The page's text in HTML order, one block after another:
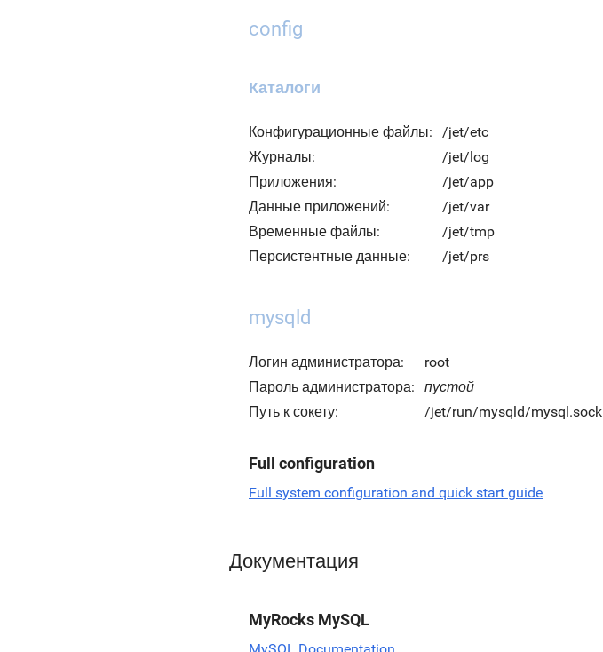
config
Каталоги
Конфигурационные файлы:
/jet/etc
Журналы:
/jet/log
Приложения:
/jet/app
Данные приложений:
/jet/var
Временные файлы:
/jet/tmp
Персистентные данные:
/jet/prs
mysqld
Логин администратора:
root
Пароль администратора:
пустой
Путь к сокету:
/jet/run/mysqld/mysql.sock
Full configuration
Full system configuration and quick start guide
Документация
MyRocks MySQL
MySQL Documentation